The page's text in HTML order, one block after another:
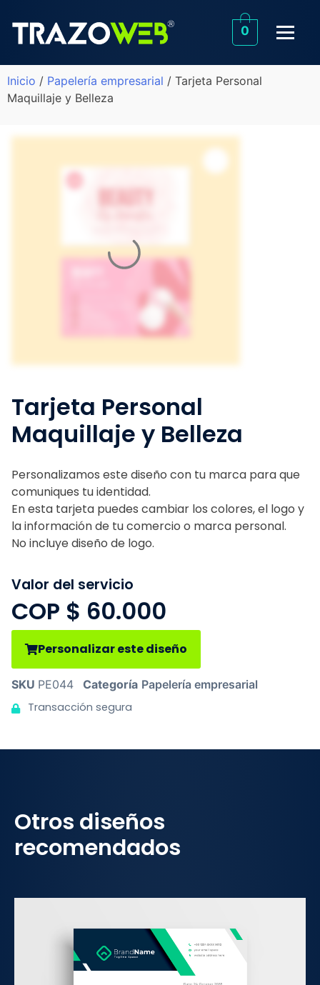
0
Inicio / Papelería empresarial / Tarjeta Personal
Maquillaje y Belleza
Tarjeta Personal
Maquillaje y Belleza
Personalizamos este diseño con tu marca para que
comuniques tu identidad.
En esta tarjeta puedes cambiar los colores, el logo y
la información de tu comercio o marca personal.
No incluye diseño de logo.
Valor del servicio
COP $ 60.000
Personalizar este diseño
SKU PE044 Categoría Papelería empresarial
Transacción segura
Otros diseños
recomendados